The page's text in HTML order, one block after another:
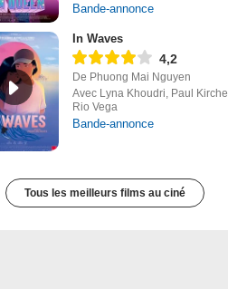
Bande-annonce
In Waves
4,2
De Phuong Mai Nguyen
Avec Lyna Khoudri, Paul
Rio Vega
Bande-annonce
Tous les meilleurs films au ciné